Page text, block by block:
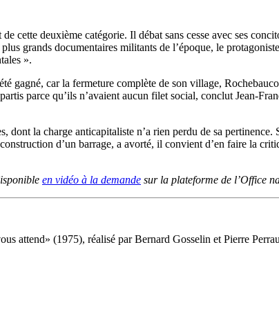
cette deuxième catégorie. Il débat sans cesse avec ses
grands documentaires militants de l’époque, le
».
gagné, car la fermeture complète de son village,
parce qu’ils n’avaient aucun filet social, conclut Jean-
la charge anticapitaliste n’a rien perdu de sa
d’un barrage, a avorté, il convient d’en faire la
en vidéo à la demande sur la plateforme de l’Office
(1975), réalisé par Bernard Gosselin et Pierre